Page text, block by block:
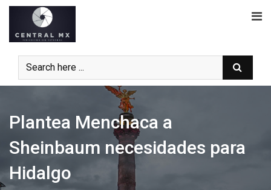
Skip
content
Plantea Menchaca a
Sheinbaum necesidades para
Hidalgo